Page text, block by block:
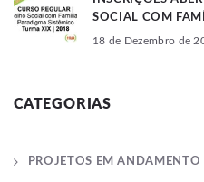
SOCIAL COM
18 de Dezembro de
CATEGORIAS
PROJETOS EM ANDAMENTO